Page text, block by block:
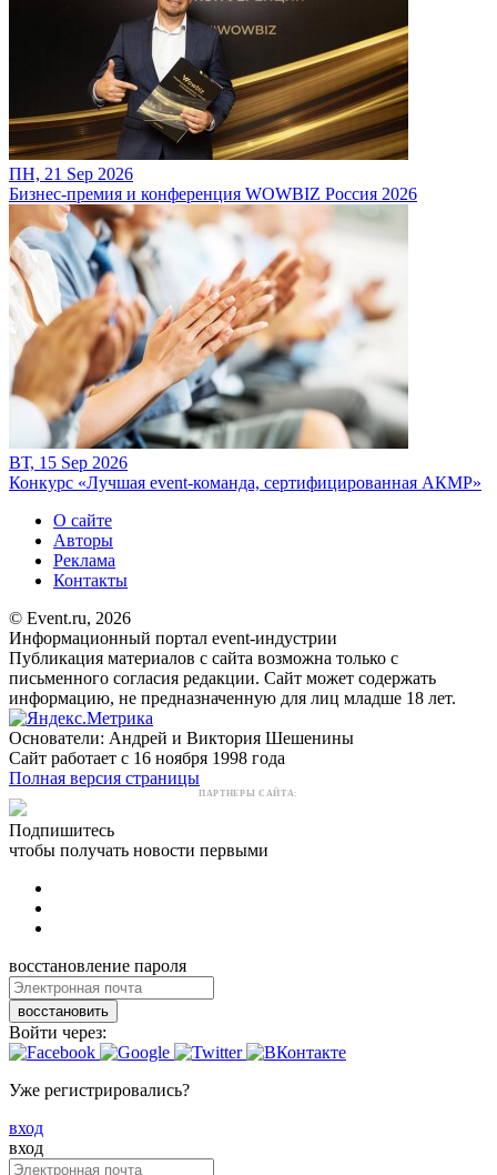
ПН, 21 Sep 2026
Бизнес-премия и конференция WOWBIZ Россия 2026
ВТ, 15 Sep 2026
Конкурс «Лучшая event-команда, сертифицированная АКМР»
О сайте
Авторы
Реклама
Контакты
© Event.ru, 2026
Информационный портал event-индустрии
Публикация материалов с сайта возможна только с
письменного согласия редакции. Сайт может содержать
информацию, не предназначенную для лиц младше 18 лет.
Основатели: Андрей и Виктория Шешенины
Сайт работает с 16 ноября 1998 года
Полная версия страницы
ПАРТНЕРЫ САЙТА:
Подпишитесь
чтобы получать новости первыми
восстановление пароля
восстановить
Войти через:
Уже регистрировались?
вход
вход